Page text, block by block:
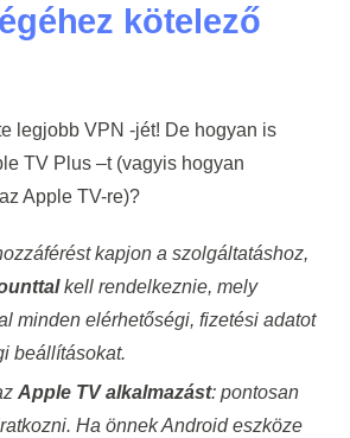
kötelező
legjobb VPN -jét! De hogyan is
TV Plus –t (vagyis hogyan
Apple TV-re)?
kapjon a szolgáltatáshoz,
kell rendelkeznie, mely
minden elérhetőségi, fizetési adatot
beállításokat.
Apple TV alkalmazást: pontosan
Ha önnek Android eszköze